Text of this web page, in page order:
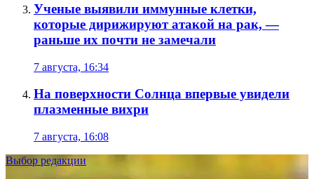
Ученые выявили иммунные клетки,
которые дирижируют атакой на рак, —
раньше их почти не замечали
7 августа, 16:34
На поверхности Солнца впервые увидели
плазменные вихри
7 августа, 16:08
Выбор редакции